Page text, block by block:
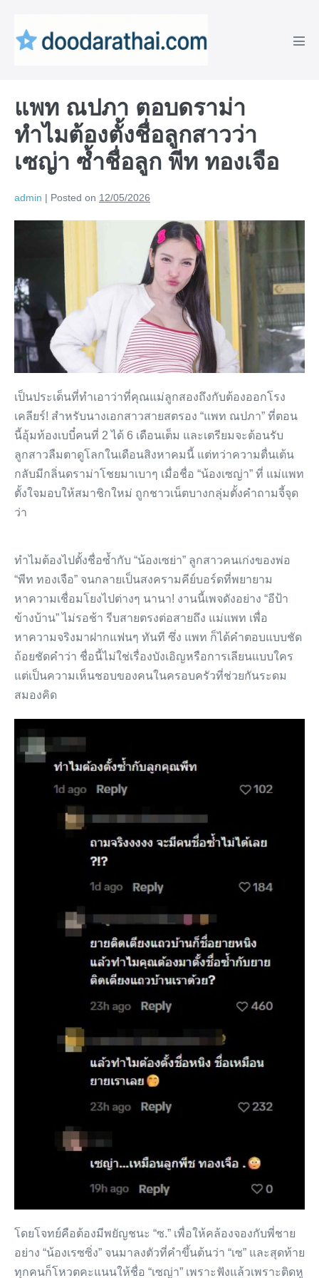
content
แพท ณปภา ตอบดราม่า
ทำไมต้องตั้งชื่อลูกสาวว่า
เซญ่า ซ้ำชื่อลูก พีท ทองเจือ
admin | Posted on 12/05/2026
เป็นประเด็นที่ทำเอาว่าที่คุณแม่ลูกสองถึงกับต้องออกโรง
เคลียร์! สำหรับนางเอกสาวสายสตรอง “แพท ณปภา” ที่ตอน
นี้อุ้มท้องเบบี๋คนที่ 2 ได้ 6 เดือนเต็ม และเตรียมจะต้อนรับ
ลูกสาวลืมตาดูโลกในเดือนสิงหาคมนี้ แต่ทว่าความตื่นเต้น
กลับมีกลิ่นดราม่าโชยมาเบาๆ เมื่อชื่อ “น้องเซญ่า” ที่ แม่แพท
ตั้งใจมอบให้สมาชิกใหม่ ถูกชาวเน็ตบางกลุ่มตั้งคำถามจี้จุด
ว่า
ทำไมต้องไปตั้งชื่อซ้ำกับ “น้องเซย่า” ลูกสาวคนเก่งของพ่อ
“พีท ทองเจือ” จนกลายเป็นสงครามคีย์บอร์ดที่พยายาม
หาความเชื่อมโยงไปต่างๆ นานา! งานนี้เพจดังอย่าง “อีป้า
ข้างบ้าน” ไม่รอช้า รีบสายตรงต่อสายถึง แม่แพท เพื่อ
หาความจริงมาฝากแฟนๆ ทันที ซึ่ง แพท ก็ได้คำตอบแบบชัด
ถ้อยชัดคำว่า ชื่อนี้ไม่ใช่เรื่องบังเอิญหรือการเลียนแบบใคร
แต่เป็นความเห็นชอบของคนในครอบครัวที่ช่วยกันระดม
สมองคิด
โดยโจทย์คือต้องมีพยัญชนะ “ซ.” เพื่อให้คล้องจองกับพี่ชาย
อย่าง “น้องเรซซิ่ง” จนมาลงตัวที่คำขึ้นต้นว่า “เซ” และสุดท้าย
ทุกคนก็โหวตคะแนนให้ชื่อ “เซญ่า” เพราะฟังแล้วเพราะติดหู